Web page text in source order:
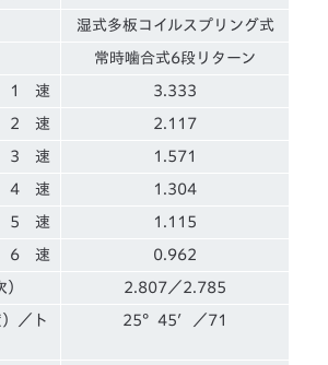
湿式多板コイルスプリング式
常時噛合式6段リターン
1 速 3.333
2 速 2.117
3 速 1.571
4 速 1.304
5 速 1.115
6 速 0.962
2.807／2.785
／ト
25°45′／71